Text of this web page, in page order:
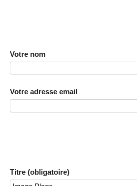
Votre nom
Votre adresse email
Titre (obligatoire)